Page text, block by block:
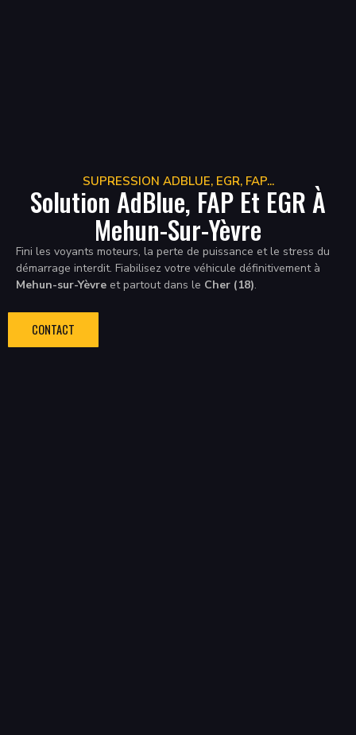
SUPRESSION ADBLUE, EGR, FAP...
Solution AdBlue, FAP Et EGR À
Mehun-Sur-Yèvre
Fini les voyants moteurs, la perte de puissance et le stress du
démarrage interdit. Fiabilisez votre véhicule définitivement à
Mehun-sur-Yèvre et partout dans le Cher (18).
CONTACT